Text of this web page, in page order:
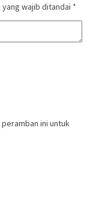
yang wajib ditandai *
ini untuk